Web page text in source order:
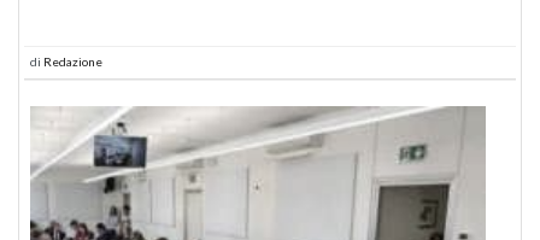
di Redazione